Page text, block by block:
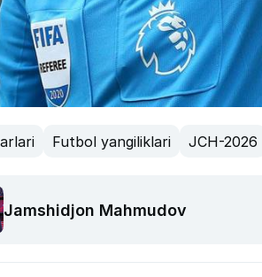
Futbol yangiliklari JCH-2026
Jamshidjon Mahmudov